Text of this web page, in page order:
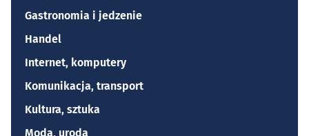
Gastronomia i jedzenie
Handel
Internet, komputery
Komunikacja, transport
Kultura, sztuka
Moda, uroda